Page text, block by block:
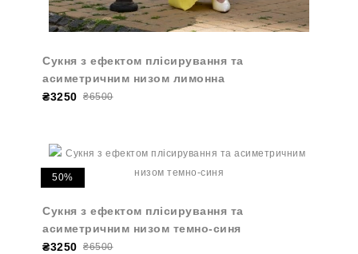
Сукня з ефектом плісирування та
асиметричним низом лимонна
₴3250 ₴6500
50%
Сукня з ефектом плісирування та
асиметричним низом темно-синя
₴3250 ₴6500